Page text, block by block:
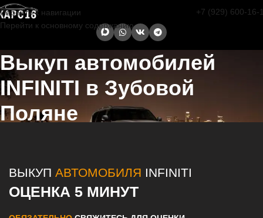
Перейти к навигации
Перейти к основному содержанию
+7 (929) 600-16-
Выкуп автомобилей
INFINITI в Зубовой
Поляне
ВЫКУП АВТОМОБИЛЯ INFINITI
ОЦЕНКА 5 МИНУТ